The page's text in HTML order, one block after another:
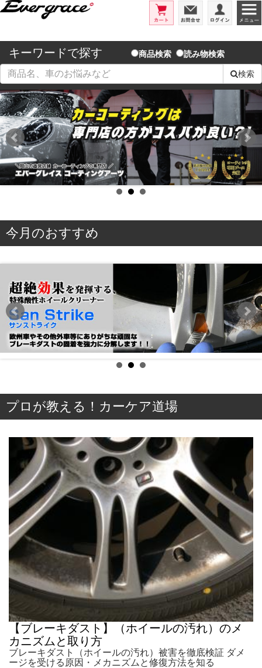
エバーグレイス/洗車用品とコーテ
カート お問合せ ログイ
キーワードで探す 商品検索 読み物検索
検索
今月のおすすめ
プロが教える！カーケア道場
【ブレーキダスト】（ホイールの汚れ）のメ
カニズムと取り方
ブレーキダスト（ホイールの汚れ）被害を徹底検証 ダメ
ージを受ける原因・メカニズムと修復方法を知る